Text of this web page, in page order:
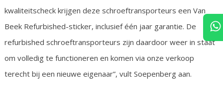
kwaliteitscheck krijgen deze schroeftransporteurs een Van
Beek Refurbished-sticker, inclusief één jaar garantie. De
refurbished schroeftransporteurs zijn daardoor weer in staat
om volledig te functioneren en komen via onze verkoop
terecht bij een nieuwe eigenaar”, vult Soepenberg aan.